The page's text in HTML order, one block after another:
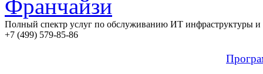
Полный спектр услуг по обслуживанию ИТ инфраструктуры
+7 (499) 579-85-86